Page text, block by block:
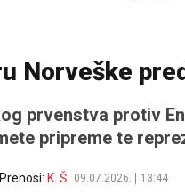
Norveške
prvenstva protiv
pripreme te
Prenosi: K. Š. 09.07.2026. 13:44